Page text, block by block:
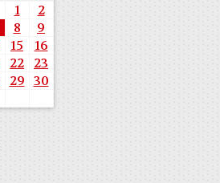
1
2
8
9
15
16
22
23
29 30